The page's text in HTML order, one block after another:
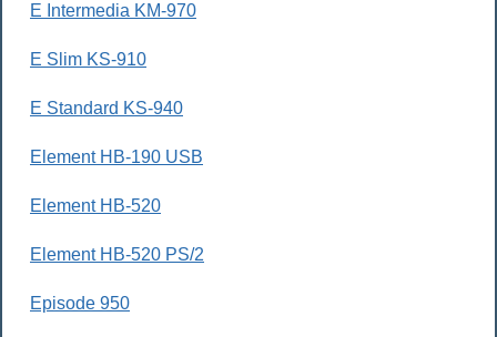
E Intermedia KM-970
E Slim KS-910
E Standard KS-940
Element HB-190 USB
Element HB-520
Element HB-520 PS/2
Episode 950